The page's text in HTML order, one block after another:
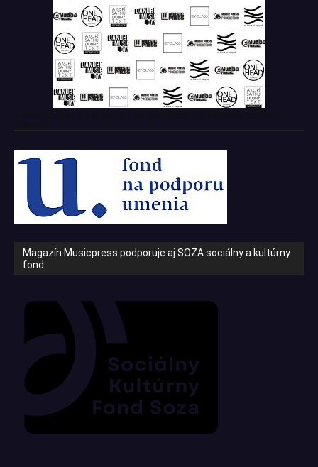
Magazín Musicpress podporuje aj SOZA sociálny a kultúrny
fond